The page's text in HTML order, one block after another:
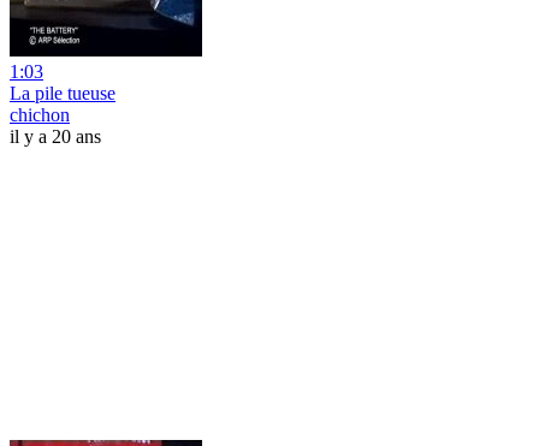
1:03
La pile tueuse
chichon
il y a 20 ans